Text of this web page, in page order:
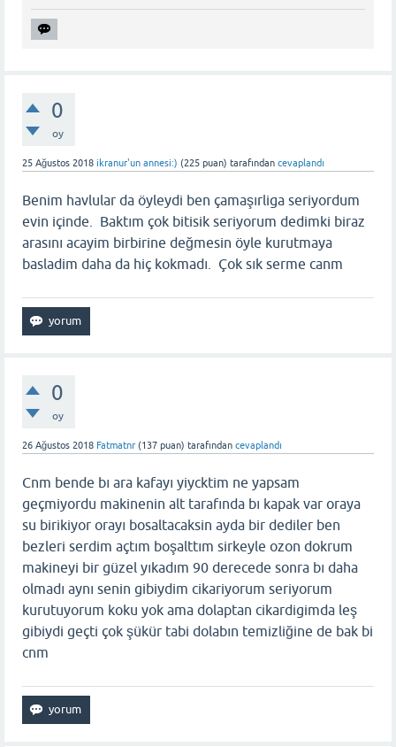
0
oy
25 Ağustos 2018 ikranur'un annesi:) (225 puan) tarafından cevaplandı
Benim havlular da öyleydi ben çamaşırliga seriyordum
evin içinde. Baktım çok bitisik seriyorum dedimki biraz
arasını acayim birbirine değmesin öyle kurutmaya
basladim daha da hiç kokmadı. Çok sık serme canm
0
oy
26 Ağustos 2018 Fatmatnr (137 puan) tarafından cevaplandı
Cnm bende bı ara kafayı yiycktim ne yapsam
geçmiyordu makinenin alt tarafında bı kapak var oraya
su birikiyor orayı bosaltacaksin ayda bir dediler ben
bezleri serdim açtım boşalttım sirkeyle ozon dokrum
makineyi bir güzel yıkadım 90 derecede sonra bı daha
olmadı aynı senin gibiydim cikariyorum seriyorum
kurutuyorum koku yok ama dolaptan cikardigimda leş
gibiydi geçti çok şükür tabi dolabın temizliğine de bak bi
cnm